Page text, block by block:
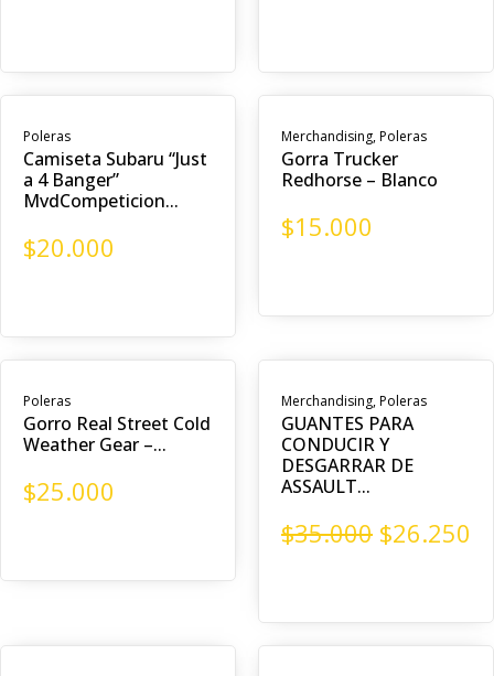
Poleras
Camiseta Subaru “Just
a 4 Banger”
MvdCompeticion...
$20.000
Merchandising,Poleras
Gorra Trucker
Redhorse – Blanco
$15.000
Poleras
Gorro Real Street Cold
Weather Gear –...
$25.000
Merchandising,Poleras
GUANTES PARA
CONDUCIR Y
DESGARRAR DE
ASSAULT...
$35.000 $26.250